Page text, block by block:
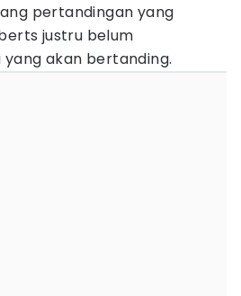
pertandingan yang
justru belum
akan bertanding.